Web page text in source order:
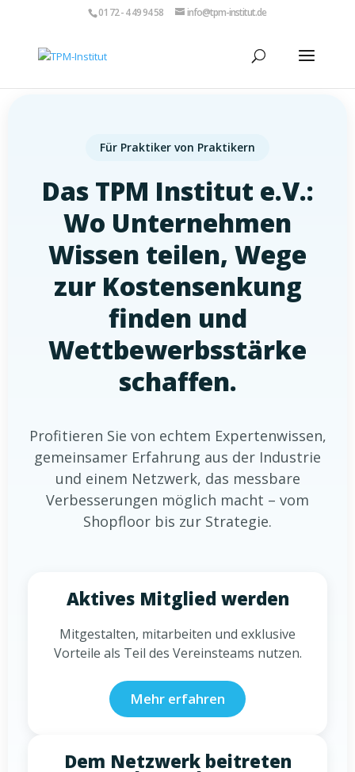
01 72 - 4 49 94 58 info@tpm-institut.de
Für Praktiker von Praktikern
Das TPM Institut e.V.:
Wo Unternehmen
Wissen teilen, Wege
zur Kostensenkung
finden und
Wettbewerbsstärke
schaffen.
Profitieren Sie von echtem Expertenwissen,
gemeinsamer Erfahrung aus der Industrie
und einem Netzwerk, das messbare
Verbesserungen möglich macht – vom
Shopfloor bis zur Strategie.
Aktives Mitglied werden
Mitgestalten, mitarbeiten und exklusive
Vorteile als Teil des Vereinsteams nutzen.
Mehr erfahren
Dem Netzwerk beitreten